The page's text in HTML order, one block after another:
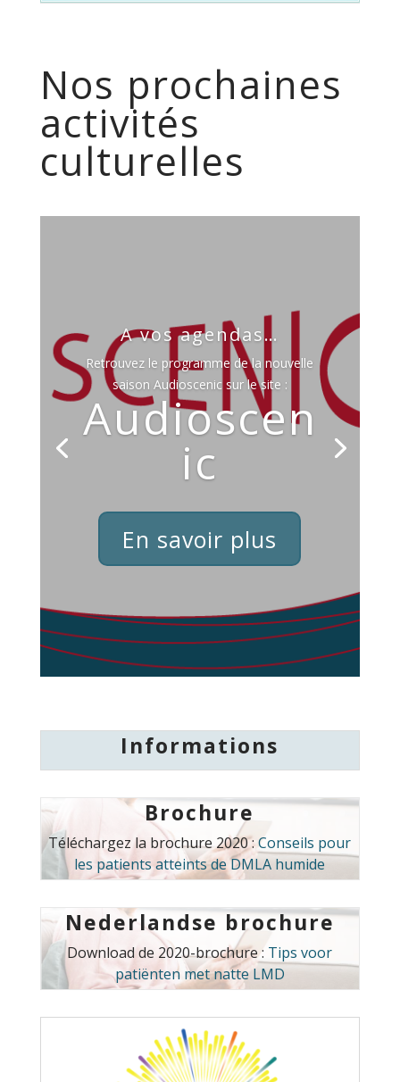
Nos prochaines
activités
culturelles
A vos agendas…
Retrouvez le programme de la nouvelle
saison Audioscenic sur le site :
Audioscen
ic
En savoir plus
Informations
Brochure
Téléchargez la brochure 2020 :Conseils pour
les patients atteints de DMLA humide
Nederlandse brochure
Download de 2020-brochure : Tips voor
patiënten met natte LMD